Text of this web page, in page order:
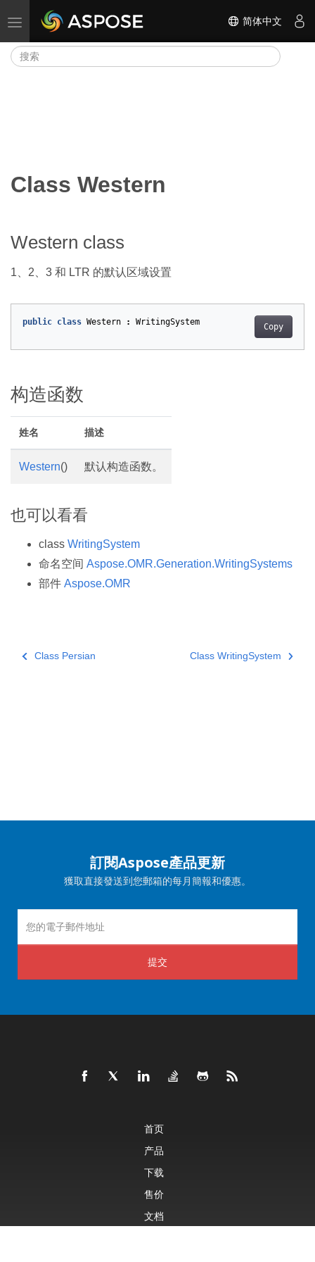
切换导航 简体中文
Class Western
Western class
1、2、3 和 LTR 的默认区域设置
Copy
public class Western : WritingSystem
构造函数
姓名 描述
Western() 默认构造函数。
也可以看看
class WritingSystem
命名空间 Aspose.OMR.Generation.WritingSystems
部件 Aspose.OMR
Class Persian Class WritingSystem
訂閱Aspose產品更新
獲取直接發送到您郵箱的每月簡報和優惠。
提交
首页
产品
下载
售价
文档